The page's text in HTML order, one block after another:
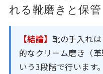
れる靴磨きと保管
【結論】 靴の手入れ
的なクリーム磨き（
いう3段階で行いま